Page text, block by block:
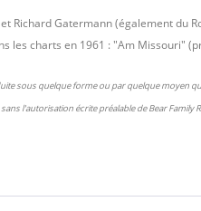
Richard Gatermann (également du
les charts en 1961 : "Am Missouri"
sous quelque forme ou par quelque moyen
l'autorisation écrite préalable de Bear Family